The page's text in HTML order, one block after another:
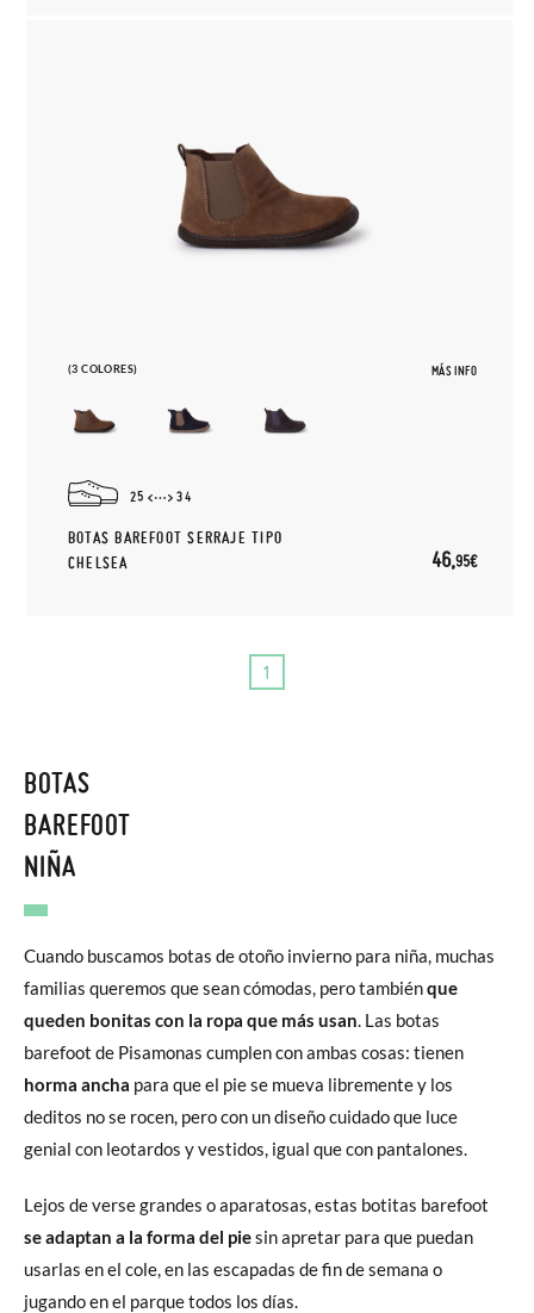
(3 COLORES) MÁS INFO
25 34
BOTAS BAREFOOT SERRAJE TIPO
CHELSEA
46,95€
1
BOTAS
BAREFOOT
NIÑA
Cuando buscamos botas de otoño invierno para niña, muchas
familias queremos que sean cómodas, pero tambiénque
queden bonitas con la ropa que más usan. Las botas
barefoot de Pisamonas cumplen con ambas cosas: tienen
horma ancha para que el pie se mueva libremente y los
deditos no se rocen, pero con un diseño cuidado que luce
genial con leotardos y vestidos, igual que con pantalones.
Lejos de verse grandes o aparatosas, estas botitas barefoot
se adaptan a la forma del piesin apretar para que puedan
usarlas en el cole, en las escapadas de fin de semana o
jugando en el parque todos los días.